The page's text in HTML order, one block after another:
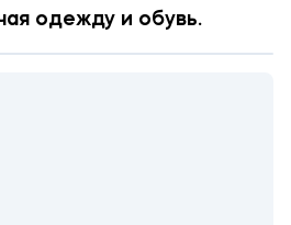
одежду и обувь.